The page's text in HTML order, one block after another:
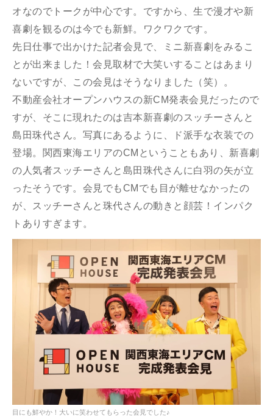
オなのでトークが中心です。ですから、生で漫才や新
喜劇を観るのは今でも新鮮。ワクワクです。
先日仕事で出かけた記者会見で、ミニ新喜劇をみるこ
とが出来ました！会見取材で大笑いすることはあまり
ないですが、この会見はそうなりました（笑）。
不動産会社オープンハウスの新CM発表会見だったので
すが、そこに現れたのは吉本新喜劇のスッチーさんと
島田珠代さん。写真にあるように、ド派手な衣装での
登場。関西東海エリアのCMということもあり、新喜劇
の人気者スッチーさんと島田珠代さんに白羽の矢が立
ったそうです。会見でもCMでも目が離せなかったの
が、スッチーさんと珠代さんの動きと顔芸！インパク
トありすぎます。
目にも鮮やか！大いに笑わせてもらった会見でした♪